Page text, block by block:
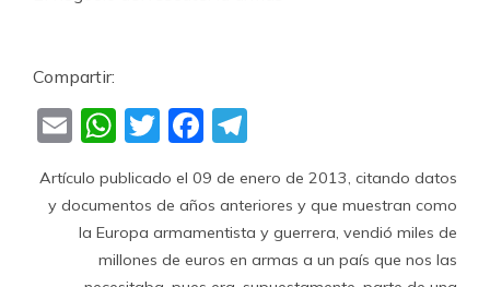
Compartir:
EmailWhatsApp
TwitterFacebook
Artículo publicado el 09 de enero de 2013, citando datos
y documentos de años anteriores y que muestran como
la Europa armamentista y guerrera, vendió miles de
millones de euros en armas a un país que nos las